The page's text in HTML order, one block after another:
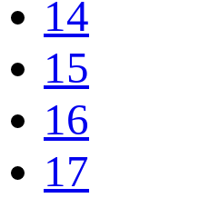
14
15
16
17